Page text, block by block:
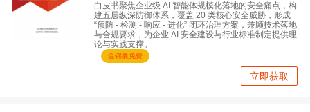
白皮书聚焦企业级 AI 智能体规模化落地的安全痛点，构
建五层纵深防御体系，覆盖 20 类核心安全威胁，形成
“预防 - 检测 - 响应 - 进化” 闭环治理方案，兼顾技术落地
与合规要求，为企业 AI 安全建设与行业标准制定提供理
论与实践支撑。
金锦囊免费
立即获取